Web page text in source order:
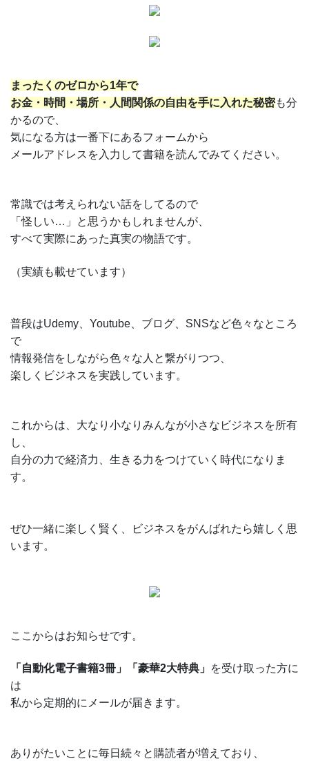
まったくのゼロから1年で
お金・時間・場所・人間関係の自由を手に入れた秘密も分
かるので、
気になる方は一番下にあるフォームから
メールアドレスを入力して書籍を読んでみてください。
常識では考えられない話をしてるので
「怪しい…」と思うかもしれませんが、
すべて実際にあった真実の物語です。
（実績も載せています）
普段はUdemy、Youtube、ブログ、SNSなど色々なところ
で
情報発信をしながら色々な人と繋がりつつ、
楽しくビジネスを実践しています。
これからは、大なり小なりみんなが小さなビジネスを所有
し、
自分の力で経済力、生きる力をつけていく時代になりま
す。
ぜひ一緒に楽しく賢く、ビジネスをがんばれたら嬉しく思
います。
ここからはお知らせです。
「自動化電子書籍3冊」「豪華2大特典」 を受け取った方に
は
私から定期的にメールが届きます。
ありがたいことに毎日続々と購読者が増えており、